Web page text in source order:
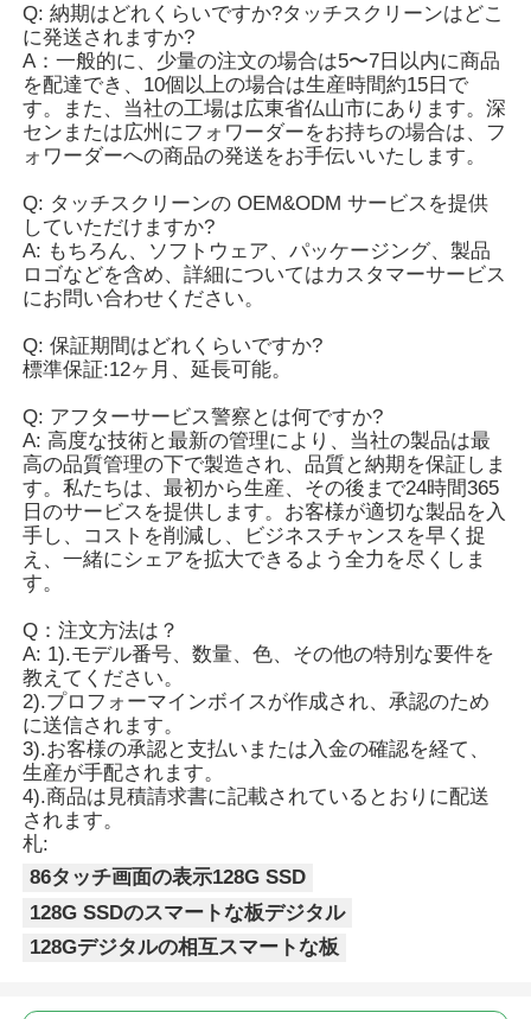
Q: 納期はどれくらいですか?タッチスクリーンはどこ
に発送されますか?
A：一般的に、少量の注文の場合は5〜7日以内に商品
を配達でき、10個以上の場合は生産時間約15日で
す。また、当社の工場は広東省仏山市にあります。深
センまたは広州にフォワーダーをお持ちの場合は、フ
ォワーダーへの商品の発送をお手伝いいたします。
Q: タッチスクリーンの OEM&ODM サービスを提供
していただけますか?
A: もちろん、ソフトウェア、パッケージング、製品
ロゴなどを含め、詳細についてはカスタマーサービス
にお問い合わせください。
Q: 保証期間はどれくらいですか?
標準保証:12ヶ月、延長可能。
Q: アフターサービス警察とは何ですか?
A: 高度な技術と最新の管理により、当社の製品は最
高の品質管理の下で製造され、品質と納期を保証しま
す。私たちは、最初から生産、その後まで24時間365
日のサービスを提供します。お客様が適切な製品を入
手し、コストを削減し、ビジネスチャンスを早く捉
え、一緒にシェアを拡大​​できるよう全力を尽くしま
す。
Q：注文方法は？
A: 1).モデル番号、数量、色、その他の特別な要件を
教えてください。
2).プロフォーマインボイスが作成され、承認のため
に送信されます。
3).お客様の承認と支払いまたは入金の確認を経て、
生産が手配されます。
4).商品は見積請求書に記載されているとおりに配送
されます。
札:
86タッチ画面の表示128G SSD
128G SSDのスマートな板デジタル
128Gデジタルの相互スマートな板